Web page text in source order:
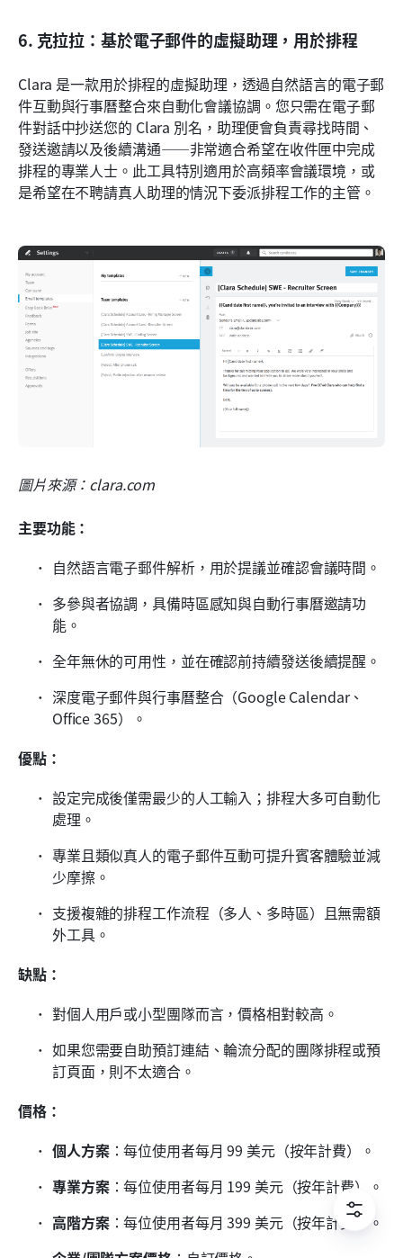
6. 克拉拉：基於電子郵件的虛擬助理，用於排程
Clara 是一款用於排程的虛擬助理，透過自然語言的電子郵
件互動與行事曆整合來自動化會議協調。您只需在電子郵
件對話中抄送您的 Clara 別名，助理便會負責尋找時間、
發送邀請以及後續溝通——非常適合希望在收件匣中完成
排程的專業人士。此工具特別適用於高頻率會議環境，或
是希望在不聘請真人助理的情況下委派排程工作的主管。
圖片來源：clara.com
主要功能：
自然語言電子郵件解析，用於提議並確認會議時間。
多參與者協調，具備時區感知與自動行事曆邀請功
能。
全年無休的可用性，並在確認前持續發送後續提醒。
深度電子郵件與行事曆整合（Google Calendar、
Office 365）。
優點：
設定完成後僅需最少的人工輸入；排程大多可自動化
處理。
專業且類似真人的電子郵件互動可提升賓客體驗並減
少摩擦。
支援複雜的排程工作流程（多人、多時區）且無需額
外工具。
缺點：
對個人用戶或小型團隊而言，價格相對較高。
如果您需要自助預訂連結、輪流分配的團隊排程或預
訂頁面，則不太適合。
價格：
個人方案：每位使用者每月 99 美元（按年計費）。
專業方案：每位使用者每月 199 美元（按年計費）。
高階方案：每位使用者每月 399 美元（按年計費）。